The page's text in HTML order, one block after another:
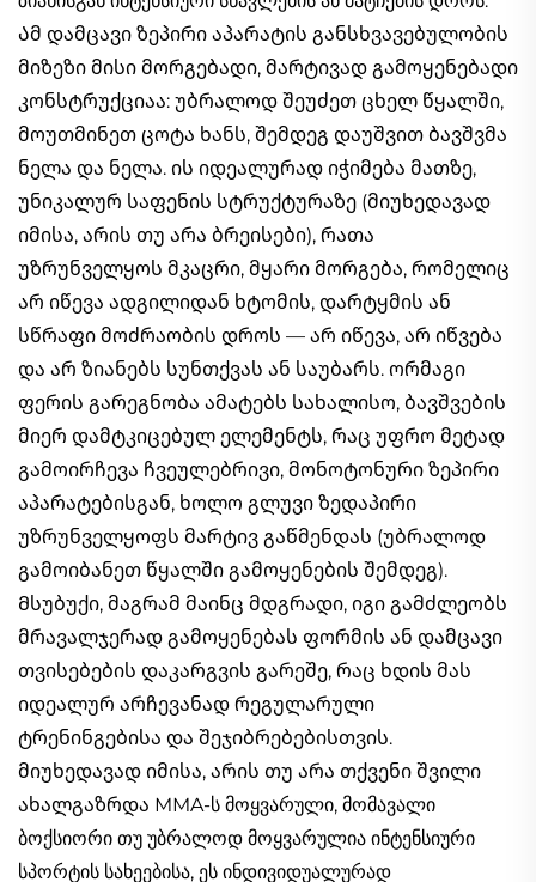
Ამ დამცავი ზეპირი აპარატის განსხვავებულობის
მიზეზი მისი მორგებადი, მარტივად გამოყენებადი
კონსტრუქციაა: უბრალოდ შეუძეთ ცხელ წყალში,
მოუთმინეთ ცოტა ხანს, შემდეგ დაუშვით ბავშვმა
ნელა და ნელა. ის იდეალურად იჭიმება მათზე,
უნიკალურ საფენის სტრუქტურაზე (მიუხედავად
იმისა, არის თუ არა ბრეისები), რათა
უზრუნველყოს მკაცრი, მყარი მორგება, რომელიც
არ იწევა ადგილიდან ხტომის, დარტყმის ან
სწრაფი მოძრაობის დროს — არ იწევა, არ იწვება
და არ ზიანებს სუნთქვას ან საუბარს. ორმაგი
ფერის გარეგნობა ამატებს სახალისო, ბავშვების
მიერ დამტკიცებულ ელემენტს, რაც უფრო მეტად
გამოირჩევა ჩვეულებრივი, მონოტონური ზეპირი
აპარატებისგან, ხოლო გლუვი ზედაპირი
უზრუნველყოფს მარტივ გაწმენდას (უბრალოდ
გამოიბანეთ წყალში გამოყენების შემდეგ).
Მსუბუქი, მაგრამ მაინც მდგრადი, იგი გამძლეობს
მრავალჯერად გამოყენებას ფორმის ან დამცავი
თვისებების დაკარგვის გარეშე, რაც ხდის მას
იდეალურ არჩევანად რეგულარული
ტრენინგებისა და შეჯიბრებებისთვის.
მიუხედავად იმისა, არის თუ არა თქვენი შვილი
ახალგაზრდა MMA-ს მოყვარული, მომავალი
ბოქსიორი თუ უბრალოდ მოყვარულია ინტენსიური
სპორტის სახეებისა, ეს ინდივიდუალურად